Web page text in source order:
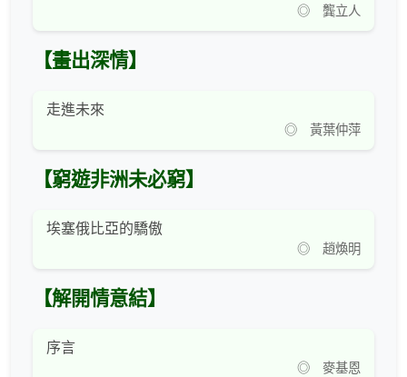
◎ 龔立人
【畫出深情】
走進未來
◎ 黃葉仲萍
【窮遊非洲未必窮】
埃塞俄比亞的驕傲
◎ 趙煥明
【解開情意結】
序言
◎ 麥基恩